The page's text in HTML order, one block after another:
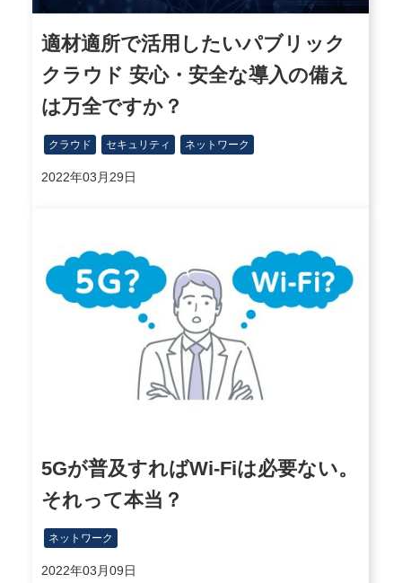
適材適所で活用したいパブリック
クラウド 安心・安全な導入の備え
は万全ですか？
クラウド セキュリティ ネットワーク
2022年03月29日
5Gが普及すればWi-Fiは必要ない。
それって本当？
ネットワーク
2022年03月09日